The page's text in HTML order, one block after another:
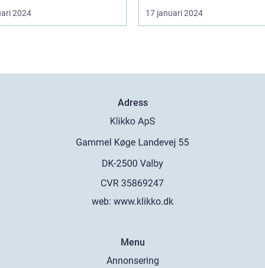
2024 17 januari 2024
Adress
web: www.klikko.dk
Menu
Annonsering